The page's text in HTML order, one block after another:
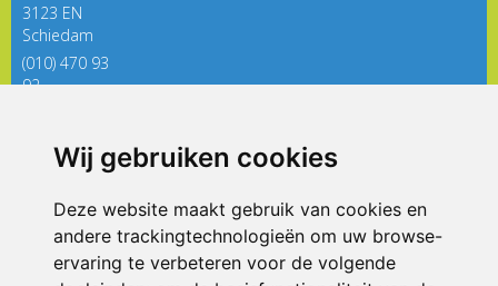
Wij gebruiken cookies
Deze website maakt gebruik van cookies en
andere trackingtechnologieën om uw browse-
ervaring te verbeteren voor de volgende
3123 EN
Schiedam
(010) 470 93
92
ONDERDEEL VAN